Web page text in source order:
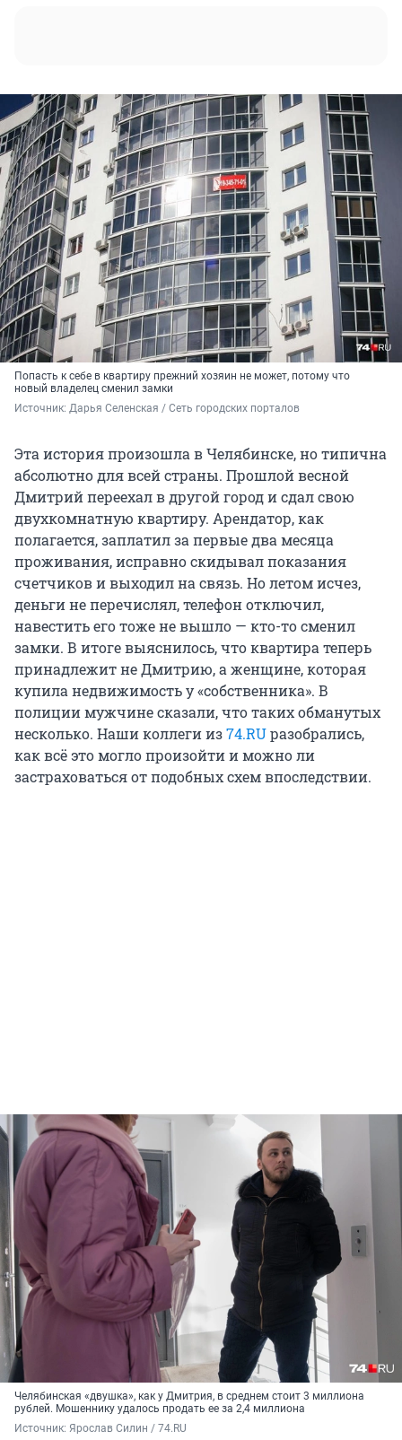
Попасть к себе в квартиру прежний хозяин не может, потому что
новый владелец сменил замки
Источник: Дарья Селенская / Сеть городских порталов
Эта история произошла в Челябинске, но типична
абсолютно для всей страны. Прошлой весной
Дмитрий переехал в другой город и сдал свою
двухкомнатную квартиру. Арендатор, как
полагается, заплатил за первые два месяца
проживания, исправно скидывал показания
счетчиков и выходил на связь. Но летом исчез,
деньги не перечислял, телефон отключил,
навестить его тоже не вышло — кто-то сменил
замки. В итоге выяснилось, что квартира теперь
принадлежит не Дмитрию, а женщине, которая
купила недвижимость у «собственника». В
полиции мужчине сказали, что таких обманутых
несколько. Наши коллеги из74.RUразобрались,
как всё это могло произойти и можно ли
застраховаться от подобных схем впоследствии.
Челябинская «двушка», как у Дмитрия, в среднем стоит 3 миллиона
рублей. Мошеннику удалось продать ее за 2,4 миллиона
Источник: Ярослав Силин / 74.RU